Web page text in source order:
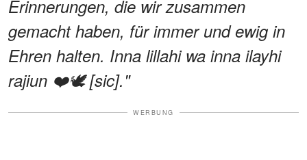
Erinnerungen, die wir zusammen
gemacht haben, für immer und ewig in
Ehren halten. Inna lillahi wa inna ilayhi
rajiun ❤️🕊️ [sic]."
WERBUNG